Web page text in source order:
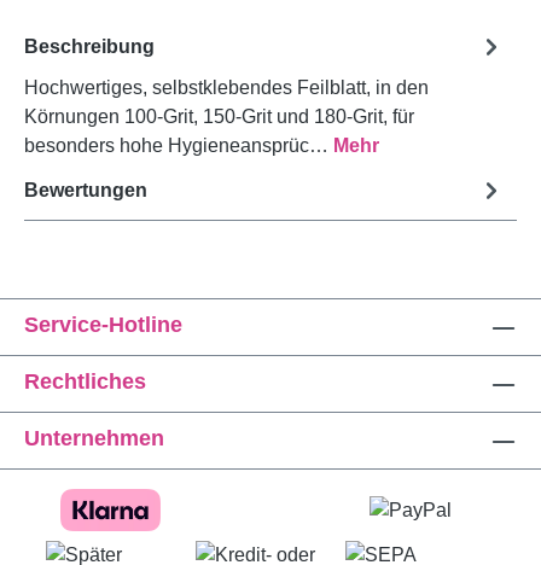
Beschreibung
Hochwertiges, selbstklebendes Feilblatt, in den
Körnungen 100-Grit, 150-Grit und 180-Grit, für
besonders hohe Hygieneansprüc… Mehr
Bewertungen
Service-Hotline
Rechtliches
Unternehmen